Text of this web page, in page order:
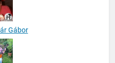
Gábor